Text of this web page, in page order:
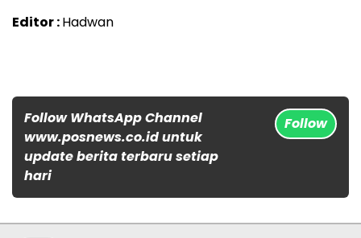
Editor :Hadwan
Follow WhatsApp Channel
www.posnews.co.id untuk
update berita terbaru setiap
hari
Follow